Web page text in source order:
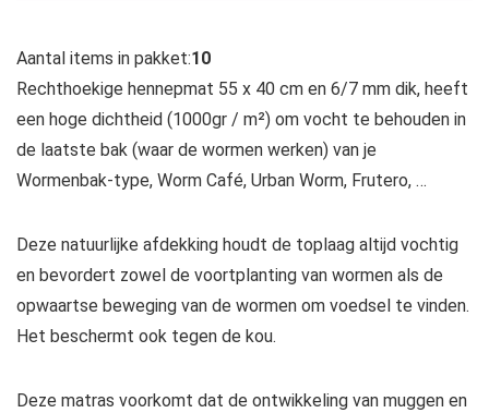
Aantal items in pakket:10
Rechthoekige hennepmat 55 x 40 cm en 6/7 mm dik, heeft
een hoge dichtheid (1000gr / m²) om vocht te behouden in
de laatste bak (waar de wormen werken) van je
Wormenbak-type, Worm Café, Urban Worm, Frutero, …
Deze natuurlijke afdekking houdt de toplaag altijd vochtig
en bevordert zowel de voortplanting van wormen als de
opwaartse beweging van de wormen om voedsel te vinden.
Het beschermt ook tegen de kou.
Deze matras voorkomt dat de ontwikkeling van muggen en